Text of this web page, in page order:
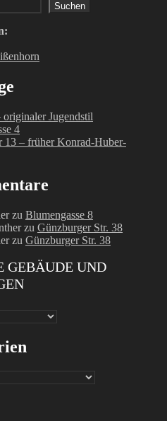
Suchen
originaler Jugendstil
4
13 – früher Konrad-Huber-
zu Blumengasse 8
zu Günzburger Str. 38
zu Günzburger Str. 38
GEBÄUDE UND